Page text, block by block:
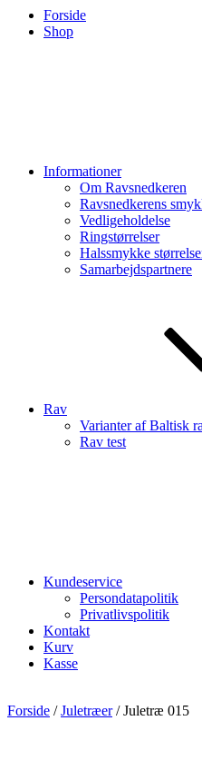
Forside
Shop
Informationer
Om Ravsnedkeren
Ravsnedkerens
Vedligeholdelse
Ringstørrelser
Halssmykke
Samarbejdspartnere
Rav
Varianter af Baltisk
Rav test
Kundeservice
Persondatapolitik
Privatlivspolitik
Kontakt
Kurv
Kasse
Forside /Juletræer/ Juletræ 015